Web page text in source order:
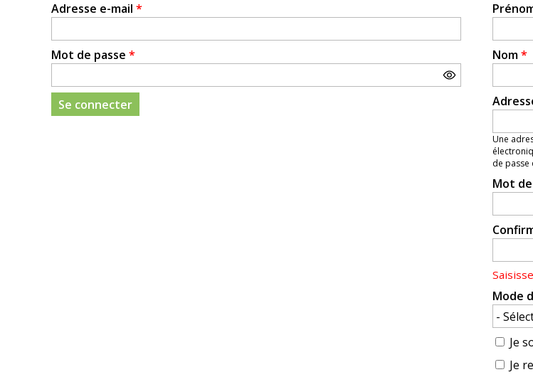
Adresse e-mail *
Mot de passe * Nom*
Une
de passe
Mot
Mode
Je
Je